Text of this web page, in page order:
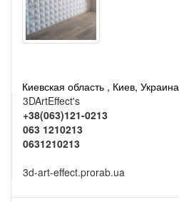
Киевская область , Киев, Украина
3DArtEffect's
+38(063)121-0213
063 1210213
0631210213
3d-art-effect.prorab.ua